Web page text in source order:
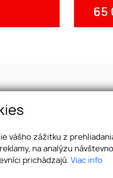
65
01
vášho zážitku z
na analýzu
prichádzajú. Viac info